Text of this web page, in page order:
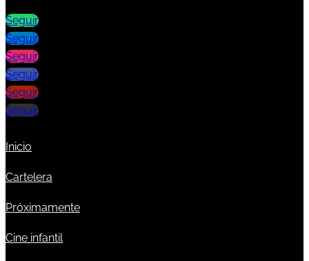
Seguir
Seguir
Seguir
Seguir
Seguir
Seguir
Inicio
Cartelera
Próximamente
Cine infantil